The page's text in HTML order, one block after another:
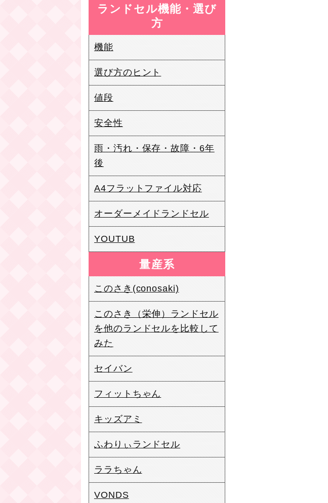
ランドセル機能・選び
方
機能
選び方のヒント
値段
安全性
雨・汚れ・保存・故障・6年
後
A4フラットファイル対応
オーダーメイドランドセル
YOUTUB
量産系
このさき(conosaki)
このさき（栄伸）ランドセル
を他のランドセルを比較して
みた
セイバン
フィットちゃん
キッズアミ
ふわりぃランドセル
ララちゃん
VONDS